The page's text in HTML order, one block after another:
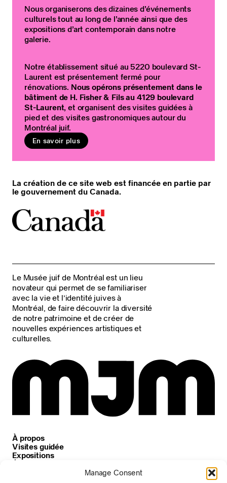
Manage Consent
Nous organiserons des dizaines d’événements
culturels tout au long de l’année ainsi que des
expositions d’art contemporain dans notre
galerie.
Notre établissement situé au 5220 boulevard St-
Laurent est présentement fermé pour
rénovations. Nous opérons présentement dans le
bâtiment de H. Fisher & Fils au 4129 boulevard
St-Laurent, et organisent des visites guidées à
pied et des visites gastronomiques autour du
Montréal juif.
En savoir plus
La création de ce site web est financée en partie par
le gouvernement du Canada.
Le Musée juif de Montréal est un lieu
novateur qui permet de se familiariser
avec la vie et l’identité juives à
Montréal, de faire découvrir la diversité
de notre patrimoine et de créer de
nouvelles expériences artistiques et
culturelles.
À propos
Visites guidée
Expositions
Événements